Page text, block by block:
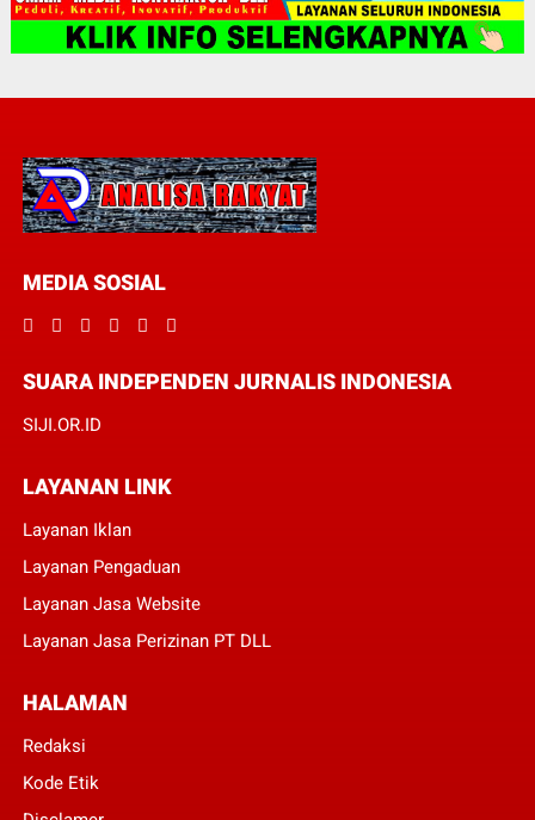
MEDIA SOSIAL
SUARA INDEPENDEN JURNALIS INDONESIA
SIJI.OR.ID
LAYANAN LINK
Layanan Iklan
Layanan Pengaduan
Layanan Jasa Website
Layanan Jasa Perizinan PT DLL
HALAMAN
Redaksi
Kode Etik